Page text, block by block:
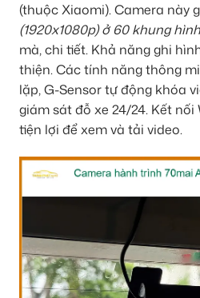
(thuộc Xiaomi). Camera này
(1920x1080p) ở 60 khung
mà, chi tiết. Khả năng ghi
thiện. Các tính năng thông
lặp, G-Sensor tự động khóa
giám sát đỗ xe 24/24. Kết
tiện lợi để xem và tải video.